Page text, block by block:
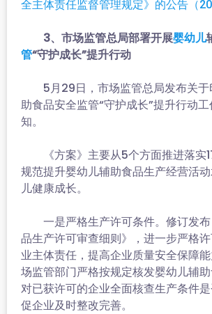
全主体责任监督管理规定》的公告（
3、市场监管总局部署开展婴幼儿
管“守护成长”提升行动
5月29日，市场监管总局发布关于
助食品安全监管“守护成长”提升行动
知。
《方案》主要从5个方面推进落实
规范提升婴幼儿辅助食品生产经营活
儿健康成长。
一是严格生产许可条件。修订发布
品生产许可审查细则》，进一步严格
业主体责任，提高企业质量安全保障
场监管部门严格按规定核发婴幼儿辅助
对已获许可的企业全面核查生产条件
促企业及时整改完善。